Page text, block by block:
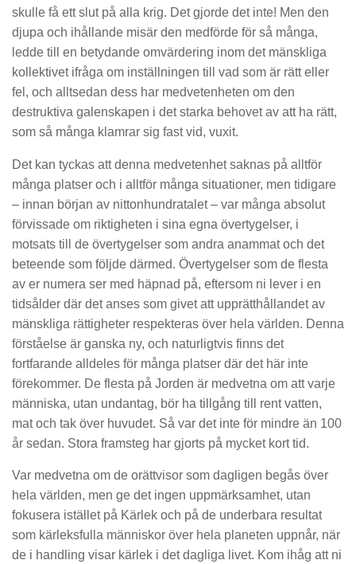
skulle få ett slut på alla krig. Det gjorde det inte! Men den
djupa och ihållande misär den medförde för så många,
ledde till en betydande omvärdering inom det mänskliga
kollektivet ifråga om inställningen till vad som är rätt eller
fel, och alltsedan dess har medvetenheten om den
destruktiva galenskapen i det starka behovet av att ha rätt,
som så många klamrar sig fast vid, vuxit.
Det kan tyckas att denna medvetenhet saknas på alltför
många platser och i alltför många situationer, men tidigare
– innan början av nittonhundratalet – var många absolut
förvissade om riktigheten i sina egna övertygelser, i
motsats till de övertygelser som andra anammat och det
beteende som följde därmed. Övertygelser som de flesta
av er numera ser med häpnad på, eftersom ni lever i en
tidsålder där det anses som givet att upprätthållandet av
mänskliga rättigheter respekteras över hela världen. Denna
förståelse är ganska ny, och naturligtvis finns det
fortfarande alldeles för många platser där det här inte
förekommer. De flesta på Jorden är medvetna om att varje
människa, utan undantag, bör ha tillgång till rent vatten,
mat och tak över huvudet. Så var det inte för mindre än 100
år sedan. Stora framsteg har gjorts på mycket kort tid.
Var medvetna om de orättvisor som dagligen begås över
hela världen, men ge det ingen uppmärksamhet, utan
fokusera istället på Kärlek och på de underbara resultat
som kärleksfulla människor över hela planeten uppnår, när
de i handling visar kärlek i det dagliga livet. Kom ihåg att ni